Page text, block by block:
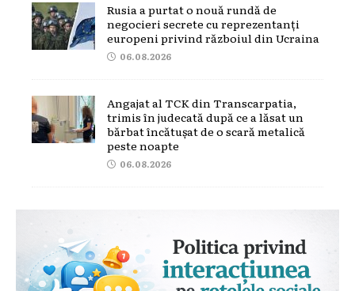
Rusia a purtat o nouă rundă de
negocieri secrete cu reprezentanți
europeni privind războiul din Ucraina
06.08.2026
Angajat al TCK din Transcarpatia,
trimis în judecată după ce a lăsat un
bărbat încătușat de o scară metalică
peste noapte
06.08.2026